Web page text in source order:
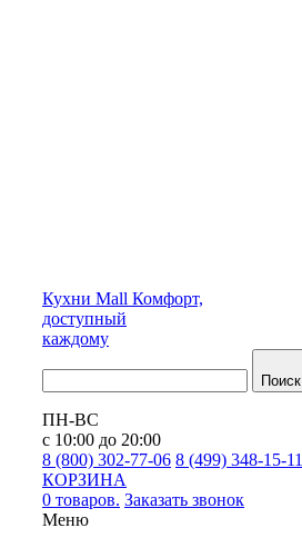
Кухни Mall Комфорт,
доступный
каждому
Поиск
ПН-ВС
с 10:00 до 20:00
8 (800) 302-77-06 8 (499) 348-15-11
КОРЗИНА
0 товаров. Заказать звонок
Меню